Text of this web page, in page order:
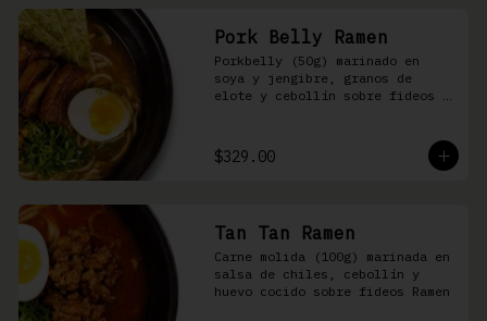
Pork Belly Ramen
Porkbelly (50g) marinado en
soya y jengibre, granos de
elote y cebollín sobre fideos
$329.00
Tan Tan Ramen
Carne molida (100g) marinada en
salsa de chiles, cebollín y
huevo cocido sobre fideos Ramen